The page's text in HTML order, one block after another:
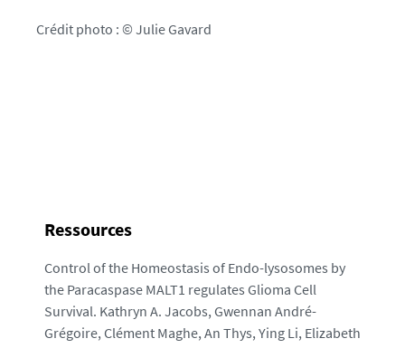
6
Crédit photo : © Julie Gavard
Ressources
Control of the Homeostasis of Endo-lysosomes by
the Paracaspase MALT1 regulates Glioma Cell
Survival. Kathryn A. Jacobs, Gwennan André-
Grégoire, Clément Maghe, An Thys, Ying Li, Elizabeth